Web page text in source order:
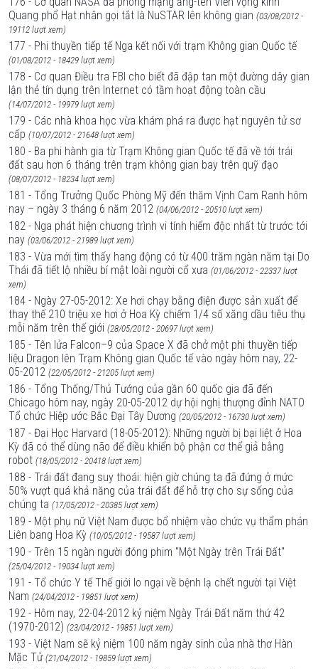
Quang phổ Hạt nhân gọi tắt là NuSTAR lên không gian (03/08/2012 -
19112 lượt xem)
177 - Phi thuyền tiếp tế Nga kết nối với trạm Không gian Quốc tế
(01/08/2012 - 18429 lượt xem)
178 - Cơ quan Điều tra FBI cho biết đã đập tan một đường dây gian
lận thẻ tín dụng trên Internet có tầm hoạt động toàn cầu
(14/07/2012 - 19979 lượt xem)
179 - Các nhà khoa học vừa khám phá ra được hạt nguyên tử sơ
cấp (10/07/2012 - 21648 lượt xem)
180 - Ba phi hành gia từ Trạm Không gian Quốc tế đã về tới trái
đất sau hơn 6 tháng trên trạm không gian bay trên quỹ đạo
(08/07/2012 - 18234 lượt xem)
181 - Tổng Trưởng Quốc Phòng Mỹ đến thăm Vịnh Cam Ranh hôm
nay – ngày 3 tháng 6 năm 2012 (04/06/2012 - 20510 lượt xem)
182 - Nga phát hiện chương trình vi tính hiểm độc nhất từ trước tới
nay (03/06/2012 - 21989 lượt xem)
183 - Vừa mới tìm thấy hang động có từ 400 trăm ngàn năm tại Do
Thái đã tiết lộ nhiều bí mật loài người cổ xưa (01/06/2012 - 22337 lượt
xem)
184 - Ngày 27-05-2012: Xe hơi chạy bằng điện được sản xuất để
thay thế 210 triệu xe hơi ở Hoa Kỳ chiếm 1/4 số xăng dầu tiêu thụ
mỗi năm trên thế giới (28/05/2012 - 20697 lượt xem)
185 - Tên lửa Falcon–9 của Space X đã chở một phi thuyền tiếp
liệu Dragon lên Trạm Không gian Quốc tế vào ngày hôm nay, 22-
05-2012 (22/05/2012 - 21205 lượt xem)
186 - Tổng Thống/Thủ Tướng của gần 60 quốc gia đã đến
Chicago hôm nay, ngày 20-05-2012 dự hội nghị thượng đỉnh NATO
Tổ chức Hiệp ước Bắc Đại Tây Dương (20/05/2012 - 16730 lượt xem)
187 - Đại Học Harvard (18-05-2012): Những người bị bại liệt ở Hoa
Kỳ đã có thể dùng não để điều khiển bộ phận cơ thể giả bằng
robot (18/05/2012 - 20418 lượt xem)
188 - Trái đất đang suy thoái: hiện giờ chúng ta đã đứng ở mức
50% vượt quá khả năng của trái đất để hỗ trợ cho sự sống của
chúng ta (17/05/2012 - 20385 lượt xem)
189 - Một phụ nữ Việt Nam được bổ nhiệm vào chức vụ thẩm phán
Liên bang Hoa Kỳ (10/05/2012 - 19587 lượt xem)
190 - Trên 15 ngàn người đóng phim "Một Ngày trên Trái Đất"
(25/04/2012 - 19034 lượt xem)
191 - Tổ chức Y tế Thế giới lo ngại về bệnh lạ chết người tại Việt
Nam (24/04/2012 - 19851 lượt xem)
192 - Hôm nay, 22-04-2012 kỷ niệm Ngày Trái Đất năm thứ 42
(1970-2012) (23/04/2012 - 19851 lượt xem)
193 - Việt Nam sẽ kỷ niệm 100 năm ngày sinh của nhà thơ Hàn
Mặc Tử (21/04/2012 - 19859 lượt xem)